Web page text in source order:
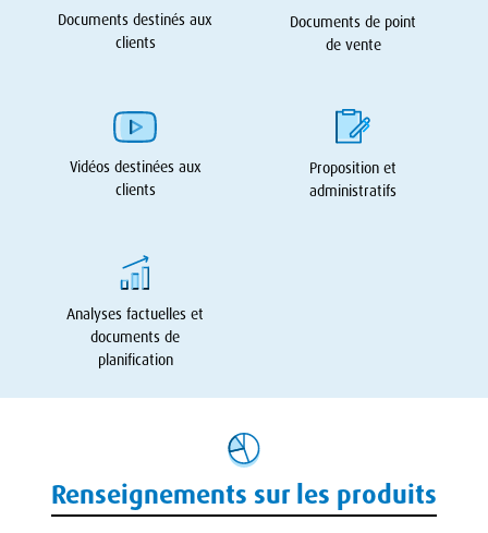
Documents destinés aux
clients
Documents de point
de vente
Vidéos destinées aux
clients
Proposition et
administratifs
Analyses factuelles et
documents de
planification
Renseignements sur les produits